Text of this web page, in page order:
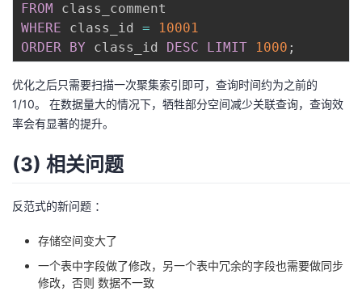
FROM
WHERE class_id =
10001
ORDER BY class_id DESC LIMIT 1000 ;
优化之后只需要扫描一次聚集索引即可，查询时间约为之前的
1/10。 在数据量大的情况下，牺牲部分空间减少关联查询，查询效
率会有显著的提升。
(3) 相关问题
反范式的新问题 ：
存储空间变大了
一个表中字段做了修改，另一个表中冗余的字段也需要做同步
修改，否则 数据不一致